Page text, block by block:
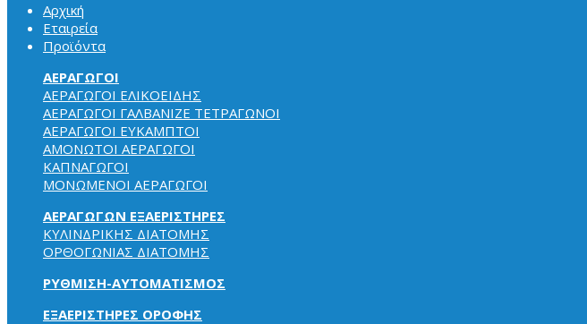
Αρχική
Εταιρεία
Προϊόντα
ΑΕΡΑΓΩΓΟΙ
ΑΕΡΑΓΩΓΟΙ ΕΛΙΚΟΕΙΔΗΣ
ΑΕΡΑΓΩΓΟΙ ΓΑΛΒΑΝΙΖΕ ΤΕΤΡΑΓΩΝΟΙ
ΑΕΡΑΓΩΓΟΙ ΕΥΚΑΜΠΤΟΙ
ΑΜΟΝΩΤΟΙ ΑΕΡΑΓΩΓΟΙ
ΚΑΠΝΑΓΩΓΟΙ
ΜΟΝΩΜΕΝΟΙ ΑΕΡΑΓΩΓΟΙ
ΑΕΡΑΓΩΓΩΝ ΕΞΑΕΡΙΣΤΗΡΕΣ
ΚΥΛΙΝΔΡΙΚΗΣ ΔΙΑΤΟΜΗΣ
ΟΡΘΟΓΩΝΙΑΣ ΔΙΑΤΟΜΗΣ
ΡΥΘΜΙΣΗ-ΑΥΤΟΜΑΤΙΣΜΟΣ
ΕΞΑΕΡΙΣΤΗΡΕΣ ΟΡΟΦΗΣ